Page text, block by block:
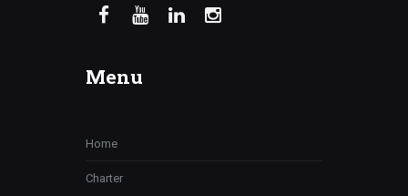
Menu
Home
Charter